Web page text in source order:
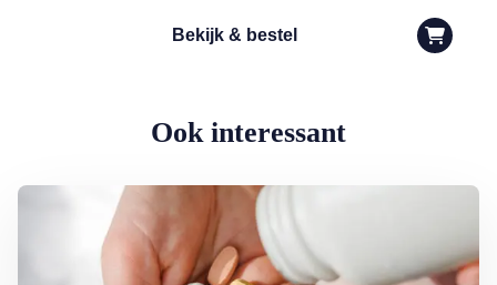
Bekijk & bestel
Ook interessant
Lees meer over Supplementen nemen: zin of onzin?